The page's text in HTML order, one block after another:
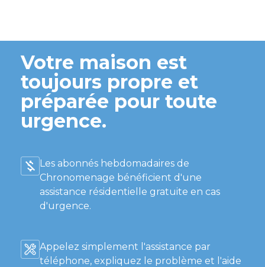
Votre maison est
toujours propre et
préparée pour toute
urgence.
Les abonnés hebdomadaires de
Chronomenage bénéficient d'une
assistance résidentielle gratuite en cas
d'urgence.
Appelez simplement l'assistance par
téléphone, expliquez le problème et l'aide